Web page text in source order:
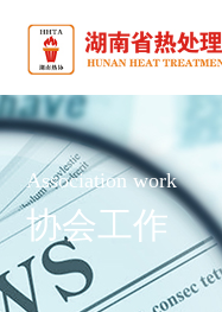
Association work
协会工作